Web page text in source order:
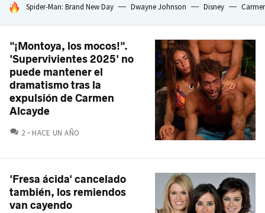
HOY SE HABLA DE
Spider-Man: Brand New Day Dwayne Johnson Disney
"¡Montoya, los mocos!".
'Supervivientes 2025' no
puede mantener el
dramatismo tras la
expulsión de Carmen
Alcayde
2 COMENTARIOS
HACE UN AÑO
'Fresa ácida' cancelado
también, los remiendos
van cayendo